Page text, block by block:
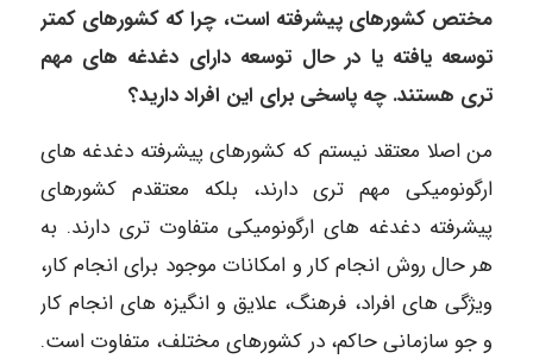
مختص کشورهای پیشرفته است، چرا که کشورهای کمتر
توسعه یافته یا در حال توسعه دارای دغدغه های مهم
تری هستند. چه پاسخی برای این افراد دارید؟
من اصلا معتقد نیستم که کشورهای پیشرفته دغدغه های
ارگونومیکی مهم تری دارند، بلکه معتقدم کشورهای
پیشرفته دغدغه های ارگونومیکی متفاوت تری دارند. به
هر حال روش انجام کار و امکانات موجود برای انجام کار،
ویژگی های افراد، فرهنگ، علایق و انگیزه های انجام کار
و جو سازمانی حاکم، در کشورهای مختلف، متفاوت است.